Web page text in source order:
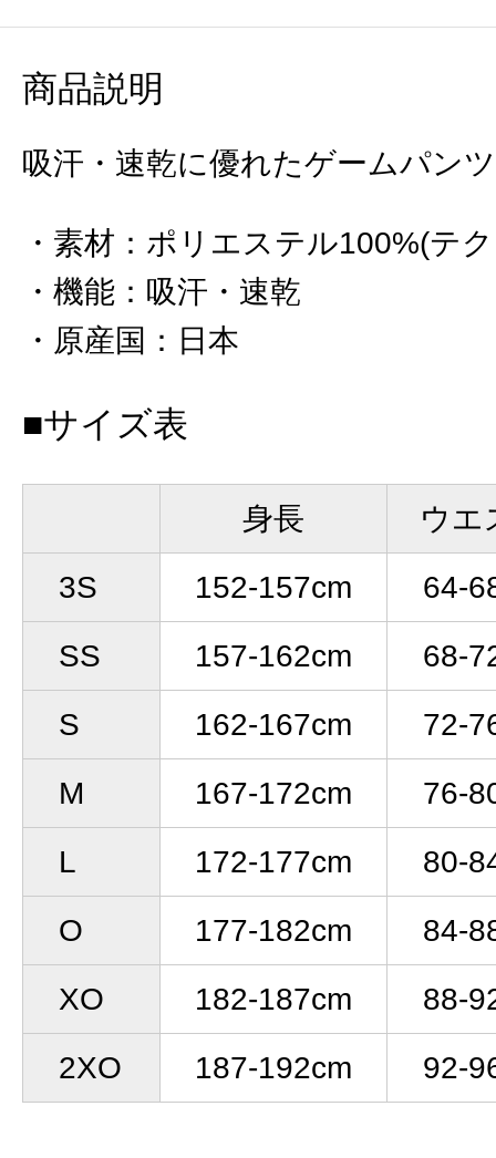
商品説明
吸汗・速乾に優れたゲームパン
素材 ： ポリエステル100%(テ
機能 ： 吸汗・速乾
原産国 ： 日本
■サイズ表
身長
ウエ
3S
152-157cm
64-
SS
157-162cm
68-
S
162-167cm
72-
M
167-172cm
76-
L
172-177cm
80-
O
177-182cm
84-
XO
182-187cm
88-
2XO
187-192cm 92-